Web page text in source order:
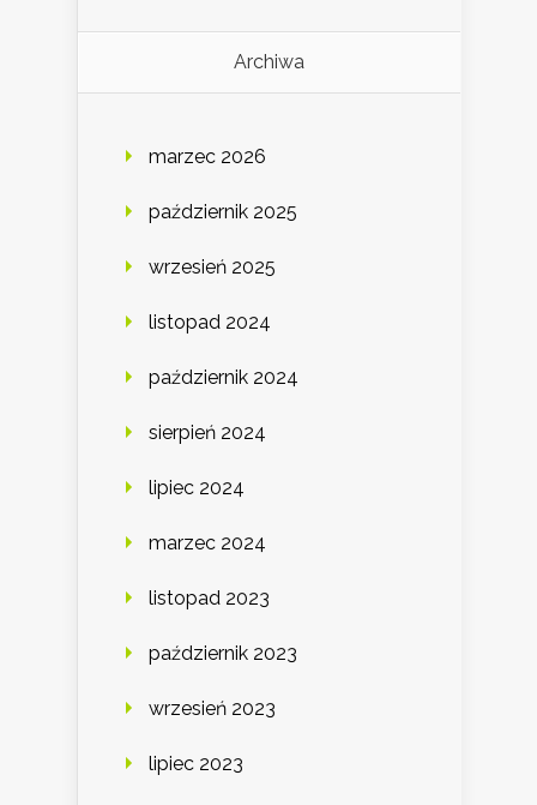
Archiwa
marzec 2026
październik 2025
wrzesień 2025
listopad 2024
październik 2024
sierpień 2024
lipiec 2024
marzec 2024
listopad 2023
październik 2023
wrzesień 2023
lipiec 2023